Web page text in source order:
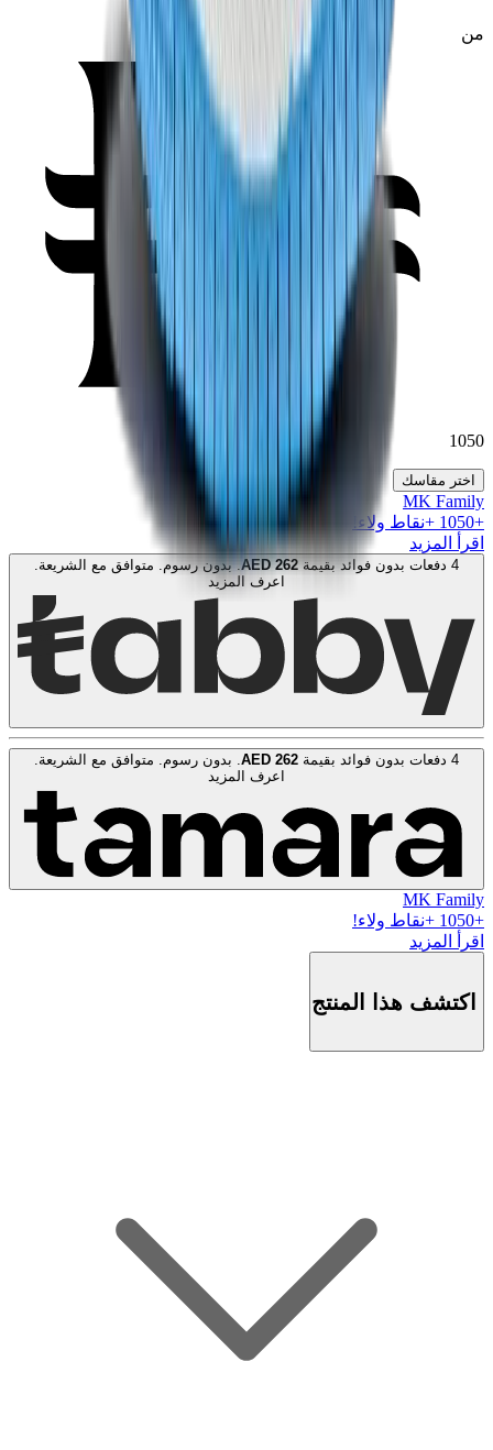
من
1050
اختر مقاسك
MK Family
+
1050 +نقاط ولاء!
اقرأ المزيد
4 دفعات بدون فوائد بقيمة AED 262
. بدون رسوم. متوافق مع الشريعة.
اعرف المزيد
4 دفعات بدون فوائد بقيمة AED 262
. بدون رسوم. متوافق مع الشريعة.
اعرف المزيد
MK Family
+
1050 +نقاط ولاء!
اقرأ المزيد
اكتشف هذا المنتج